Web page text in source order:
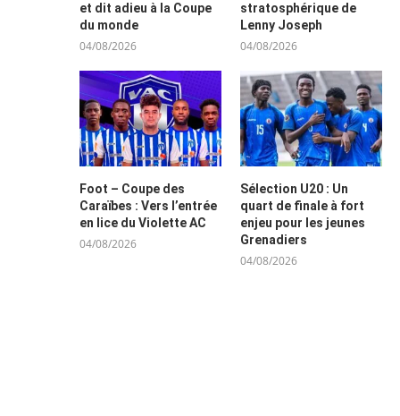
et dit adieu à la Coupe
du monde
04/08/2026
stratosphérique de
Lenny Joseph
04/08/2026
Foot – Coupe des
Caraïbes : Vers l’entrée
en lice du Violette AC
04/08/2026
Sélection U20 : Un
quart de finale à fort
enjeu pour les jeunes
Grenadiers
04/08/2026